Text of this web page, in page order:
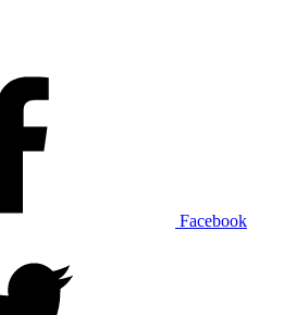
Facebook